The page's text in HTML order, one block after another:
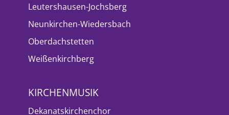
Leutershausen-Jochsberg
Neunkirchen-Wiedersbach
Oberdachstetten
Weißenkirchberg
KIRCHENMUSIK
Dekanatskirchenchor